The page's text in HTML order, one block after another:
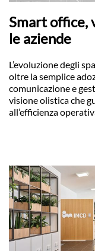
Smart office,
le aziende
L’evoluzione degli
oltre la semplice
comunicazione e
visione olistica che
all’efficienza